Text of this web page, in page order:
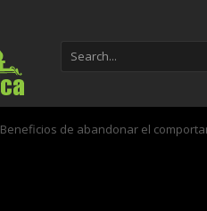
Beneficios de abandonar el